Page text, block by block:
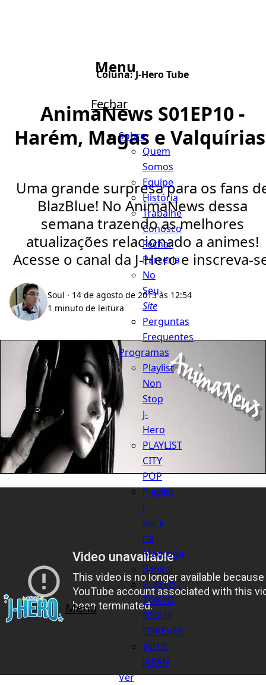
Menu
Menu
Fechar
Sobre
Quem
Somos
Equipe
História
Trabalhe
Conosco
Fechar
Parceria
No
Seu
Site
Perguntas
Frequentes
Programas
Playlist
Non
Stop
J-
Hero
PLAYLIST
CITY
POP
Playlist
J
Rock
na
Madruga
Bankai
PLAYLIST
TOKYO
NIGHT
FOREVER
INDIE
JAPAN
Ver
Coluna:J-Hero Tube
AnimaNews S01EP10 -
Harém, Magas e
Uma grande surpresa para os fans
BlazBlue! No AnimaNews dessa
semana trazendo as melhores
atualizações relacionado a animes!
Acesse o canal da J-Hero e inscreva-
Soul · 14 de agosto de 2013 às 12:54
1 minuto de leitura